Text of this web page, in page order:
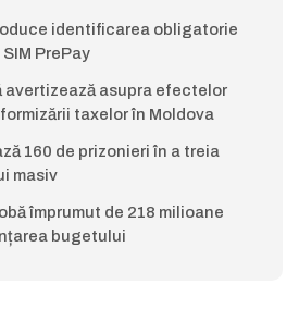
identificarea obligatorie
PrePay
avertizează asupra efectelor
taxelor în Moldova
160 de prizonieri în a treia
masiv
împrumut de 218 milioane
bugetului